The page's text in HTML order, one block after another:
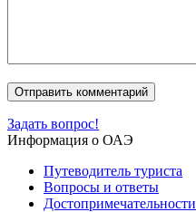
Задать вопрос!
Информация о ОАЭ
Путеводитель туриста
Вопросы и ответы
Достопримечательности